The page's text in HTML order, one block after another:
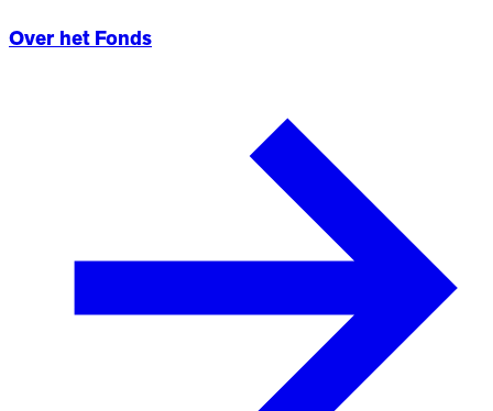
Over het Fonds